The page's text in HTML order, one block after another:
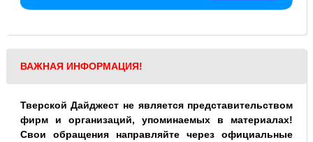
ВАЖНАЯ ИНФОРМАЦИЯ!
Тверской Дайджест не является представительством
фирм и организаций, упоминаемых в материалах!
Свои обращения направляйте через официальные